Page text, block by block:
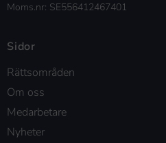
Moms.nr: SE556412467401
Sidor
Rättsområden
Om oss
Medarbetare
Nyheter